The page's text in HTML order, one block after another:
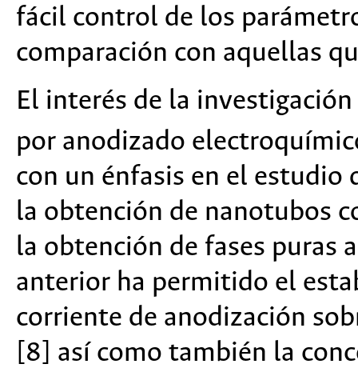
fácil control de los
comparación con aquellas
El interés de la
por anodizado
con un énfasis en el estudio
la obtención de nanotubos
la obtención de fases
anterior ha permitido el
corriente de anodización
[8] así como también la